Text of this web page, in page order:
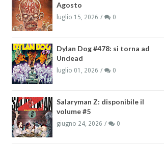
Agosto
luglio 15, 2026 0
Dylan Dog #478: si torna ad
Undead
luglio 01, 2026 0
Salaryman Z: disponibile il
volume #5
giugno 24, 2026 0